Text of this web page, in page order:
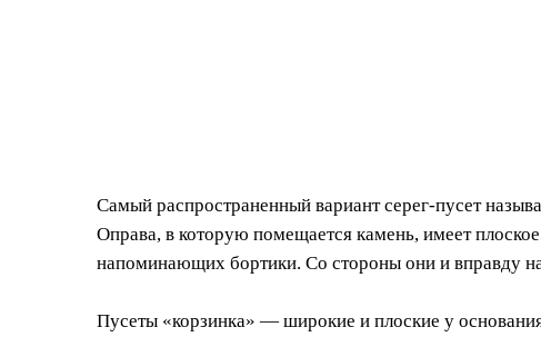
Самый распространенный вариант серег-пусет
Оправа, в которую помещается камень, имеет
напоминающих бортики. Со стороны они и вправду
Пусеты «корзинка» — широкие и плоские у